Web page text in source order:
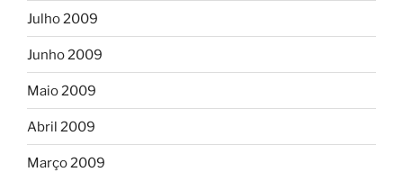
Julho 2009
Junho 2009
Maio 2009
Abril 2009
Março 2009